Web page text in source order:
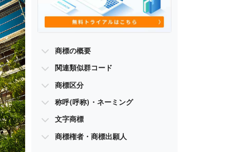
商標の概要
関連類似群コード
商標区分
称呼(呼称)・ネーミング
文字商標
商標権者・商標出願人